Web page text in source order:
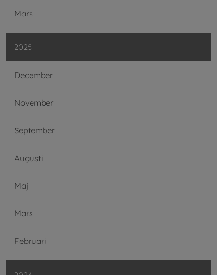
Mars
2025
December
November
September
Augusti
Maj
Mars
Februari